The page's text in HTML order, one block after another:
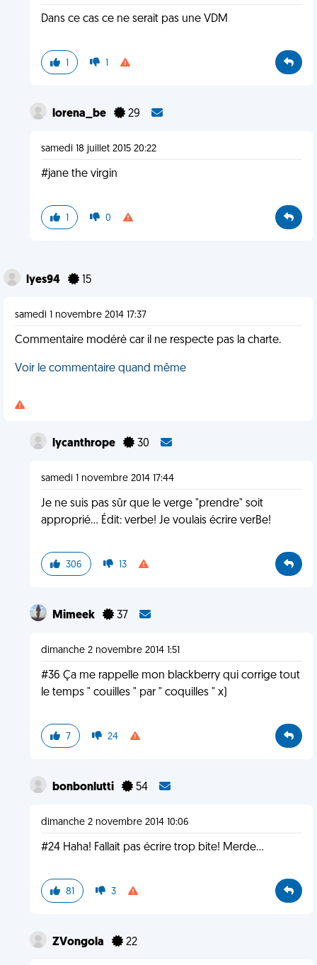
Dans ce cas ce ne serait pas une VDM
1 1
lorena_be 29
samedi 18 juillet 2015 20:22
#jane the virgin
1 0
lyes94 15
samedi 1 novembre 2014 17:37
Commentaire modéré car il ne respecte pas la charte.
Voir le commentaire quand même
lycanthrope 30
samedi 1 novembre 2014 17:44
Je ne suis pas sûr que le verge "prendre" soit
approprié... Édit: verbe! Je voulais écrire verBe!
306 13
Mimeek 37
dimanche 2 novembre 2014 1:51
#36 Ça me rappelle mon blackberry qui corrige tout
le temps " couilles " par " coquilles " x)
7 24
bonbonlutti 54
dimanche 2 novembre 2014 10:06
#24 Haha! Fallait pas écrire trop bite! Merde...
81 3
ZVongola 22